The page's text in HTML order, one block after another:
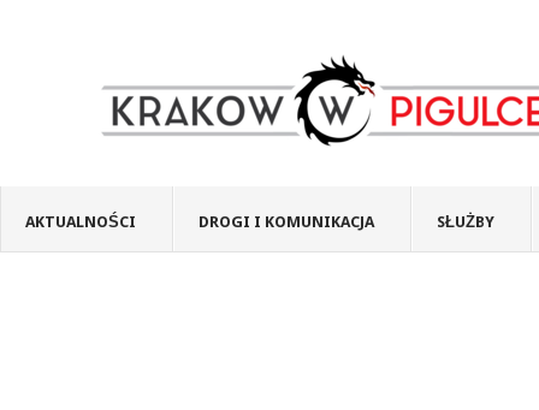
AKTUALNOŚCI DROGI I KOMUNIKACJA SŁUŻBY